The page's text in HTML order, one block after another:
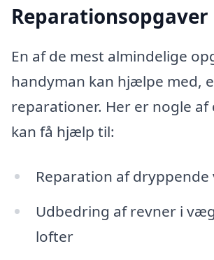
Reparationsopgaver
En af de mest almindelige
handyman kan hjælpe med,
reparationer. Her er nogle af
kan få hjælp til:
Reparation af
Udbedring af revner i
lofter